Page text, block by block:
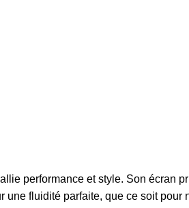
performance et style. Son écran
fluidité parfaite, que ce soit pour